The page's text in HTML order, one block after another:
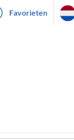
Favorieten